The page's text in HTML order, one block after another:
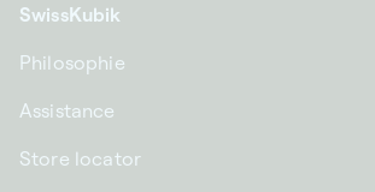
SwissKubik
Philosophie
Assistance
Store locator